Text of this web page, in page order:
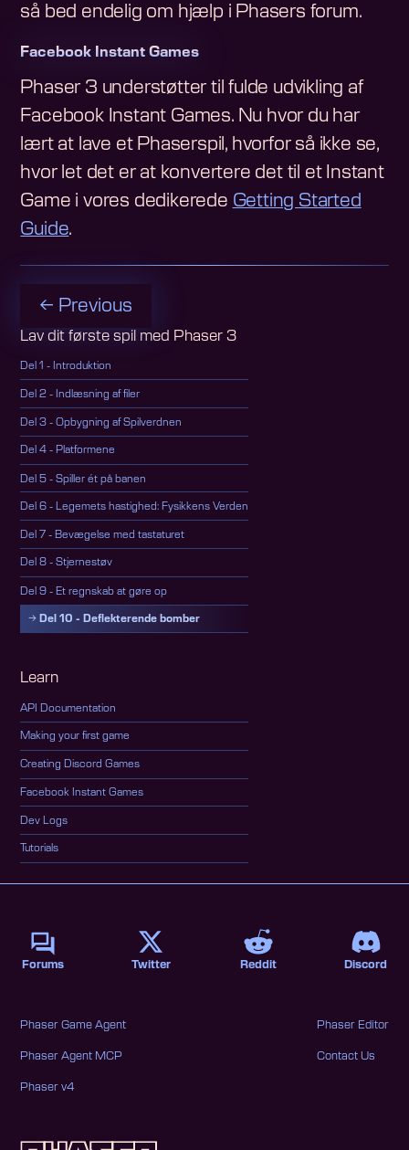
Lav dit første spil med Phaser 3
Del 1 - Introduktion
Del 2 - Indlæsning af filer
Del 3 - Opbygning af Spilverdnen
Del 4 - Platformene
Del 5 - Spiller ét på banen
Del 6 - Legemets hastighed: Fysikkens Verden
Del 7 - Bevægelse med tastaturet
Del 8 - Stjernestøv
Del 9 - Et regnskab at gøre op
Del 10 - Deflekterende bomber
Learn
API Documentation
Making your first game
Creating Discord Games
Facebook Instant Games
Dev Logs
Tutorials
så bed endelig om hjælp i Phasers forum.
Facebook Instant Games
Phaser 3 understøtter til fulde udvikling af
Facebook Instant Games. Nu hvor du har
lært at lave et Phaserspil, hvorfor så ikke se,
hvor let det er at konvertere det til et Instant
Game i vores dedikerede Getting Started
Guide.
← Previous
Phaser Game Agent
Phaser Agent MCP
Phaser v4
Phaser Editor
Contact Us
Forums Twitter Reddit Discord